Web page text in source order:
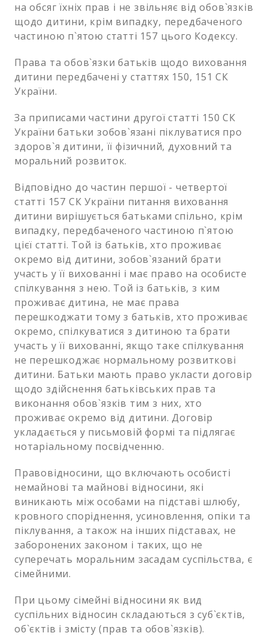
на обсяг їхніх прав і не звільняє від обов`язків
щодо дитини, крім випадку, передбаченого
частиною п`ятою статті 157 цього Кодексу.
Права та обов`язки батьків щодо виховання
дитини передбачені у статтях 150, 151 СК
України.
За приписами частини другої статті 150 СК
України батьки зобов`язані піклуватися про
здоров`я дитини, її фізичний, духовний та
моральний розвиток.
Відповідно до частин першої - четвертої
статті 157 СК України питання виховання
дитини вирішується батьками спільно, крім
випадку, передбаченого частиною п`ятою
цієї статті. Той із батьків, хто проживає
окремо від дитини, зобов`язаний брати
участь у її вихованні і має право на особисте
спілкування з нею. Той із батьків, з ким
проживає дитина, не має права
перешкоджати тому з батьків, хто проживає
окремо, спілкуватися з дитиною та брати
участь у її вихованні, якщо таке спілкування
не перешкоджає нормальному розвиткові
дитини. Батьки мають право укласти договір
щодо здійснення батьківських прав та
виконання обов`язків тим з них, хто
проживає окремо від дитини. Договір
укладається у письмовій формі та підлягає
нотаріальному посвідченню.
Правовідносини, що включають особисті
немайнові та майнові відносини, які
виникають між особами на підставі шлюбу,
кровного споріднення, усиновлення, опіки та
піклування, а також на інших підставах, не
заборонених законом і таких, що не
суперечать моральним засадам суспільства, є
сімейними.
При цьому сімейні відносини як вид
суспільних відносин складаються з суб`єктів,
об`єктів і змісту (прав та обов`язків).